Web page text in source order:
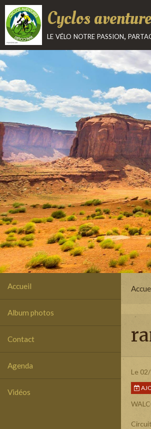
Cyclos
le vélo notre passion,
Accueil
Album photos
Contact
Agenda
Vidéos
Le